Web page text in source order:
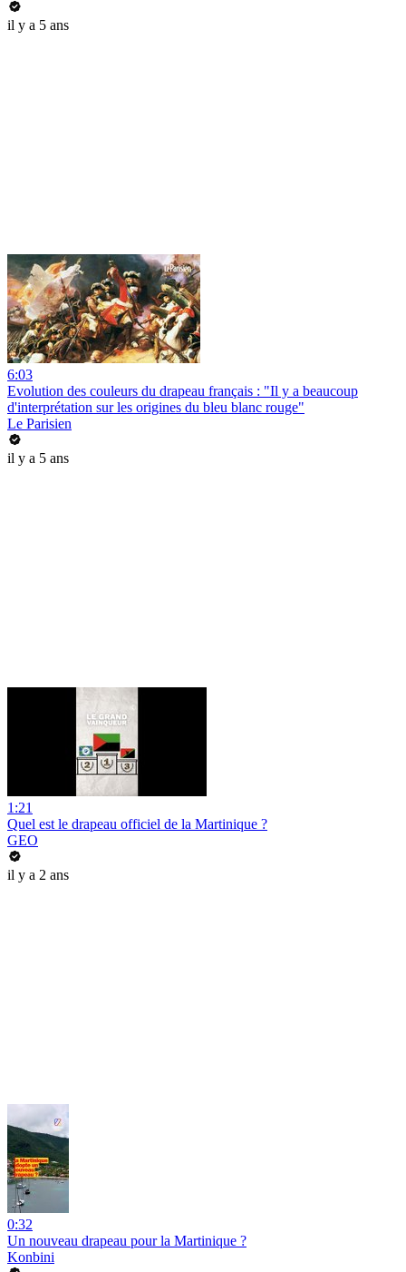
il y a 5 ans
6:03
Evolution des couleurs du drapeau français : "Il y a beaucoup
d'interprétation sur les origines du bleu blanc rouge"
Le Parisien
il y a 5 ans
1:21
Quel est le drapeau officiel de la Martinique ?
GEO
il y a 2 ans
0:32
Un nouveau drapeau pour la Martinique ?
Konbini